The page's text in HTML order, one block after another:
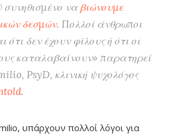
συνηθισμένο ναβιώνουμε
δεσμών. Πολλοί άνθρωποι
ότι δεν έχουν φίλους ή ότι οι
καταλαβαίνουν» παρατηρεί
PsyD, κλινική ψυχολόγος
.
υπάρχουν πολλοί λόγοι για